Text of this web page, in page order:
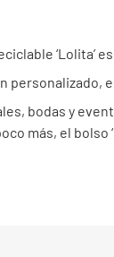
‘Lolita’
personalizado,
bodas y
más, el